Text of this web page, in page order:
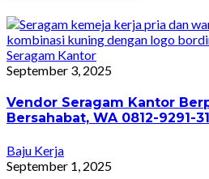
Seragam Kantor
September 3, 2025
Vendor Seragam Kantor
Bersahabat, WA 0812-9291-
Baju Kerja
September 1, 2025